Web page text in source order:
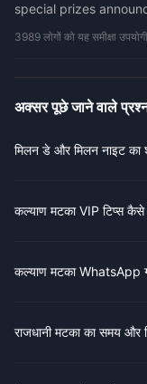
special prizes
3989 लोगों को यह समीक्षा
अक्सर पूछे जाने वाले
मिलन डे और मिलन नाइट का
कल्याण मटका VIP टिप्स कैसे
कल्याण मटका WhatsApp
राजधानी मटका का समय